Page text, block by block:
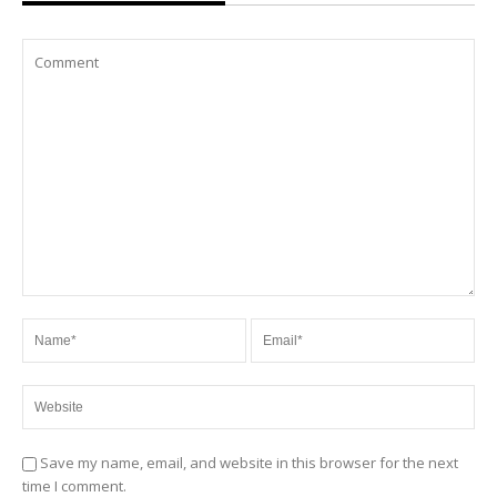
Save my name, email, and website in this browser for the next
time I comment.